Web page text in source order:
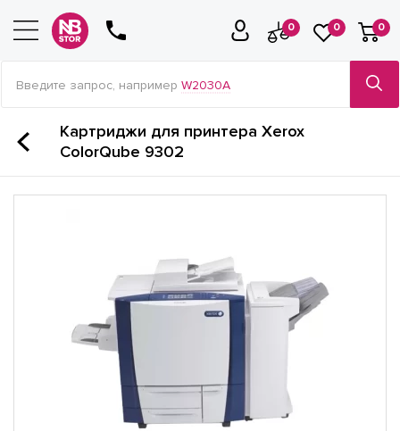
0 0 0
Введите запрос, например W2030A
Картриджи для принтера Xerox
ColorQube 9302